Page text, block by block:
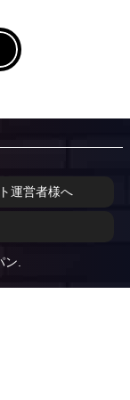
運営者様へ
.